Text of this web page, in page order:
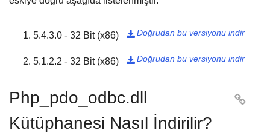
5.4.3.0 - 32 Bit (x86) Doğrudan bu versiyonu indir

5.1.2.2 - 32 Bit (x86) Doğrudan bu versiyonu indir

Php_pdo_odbc.dll
Kütüphanesi Nasıl İndirilir?
